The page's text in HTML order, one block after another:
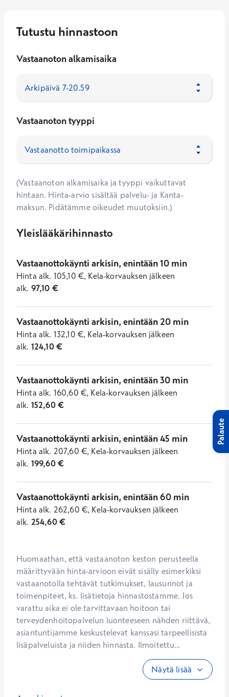
Tutustu hinnastoon
Vastaanoton alkamisaika
Vastaanoton tyyppi
(Vastaanoton alkamisaika ja tyyppi vaikuttavat
hintaan. Hinta-arvio sisältää palvelu- ja Kanta-
maksun. Pidätämme oikeudet muutoksiin.)
Yleislääkärihinnasto
Vastaanottokäynti arkisin, enintään 10 min
Hinta alk. 105,10 €, Kela-korvauksen jälkeen
alk. 97,10 €
Vastaanottokäynti arkisin, enintään 20 min
Hinta alk. 132,10 €, Kela-korvauksen jälkeen
alk. 124,10€
Vastaanottokäynti arkisin, enintään 30 min
Hinta alk. 160,60 €, Kela-korvauksen jälkeen
alk. 152,60€
Vastaanottokäynti arkisin, enintään 45 min
Hinta alk. 207,60 €, Kela-korvauksen jälkeen
alk. 199,60€
Vastaanottokäynti arkisin, enintään 60 min
Hinta alk. 262,60 €, Kela-korvauksen jälkeen
alk. 254,60€
Huomaathan, että vastaanoton keston perusteella
määrittyvään hinta-arvioon eivät sisälly esimerkiksi
vastaanotolla tehtävät tutkimukset, lausunnot ja
toimenpiteet, ks. lisätietoja hinnastostamme. Jos
varattu aika ei ole tarvittavaan hoitoon tai
terveydenhoitopalvelun luonteeseen nähden riittävä,
asiantuntijamme keskustelevat kanssasi tarpeellisista
lisäpalveluista ja niiden hinnasta. Ilmoitettu...
Näytä lisää
Palaute